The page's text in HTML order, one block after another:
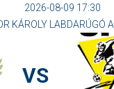
2026-08-09 17:30
KÁROLY LABDARÚGÓ
VS